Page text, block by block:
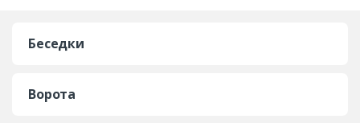
Беседки
Ворота